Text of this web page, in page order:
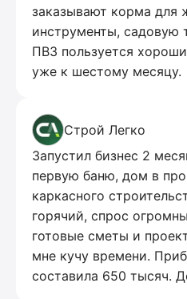
заказывают корма для
инструменты, садовую
ПВЗ пользуется
уже к шестому месяцу.
Строй Легко
Запустил бизнес 2
первую баню, дом в
каркасного
горячий, спрос
готовые сметы и
мне кучу времени.
составила 650 тысяч.